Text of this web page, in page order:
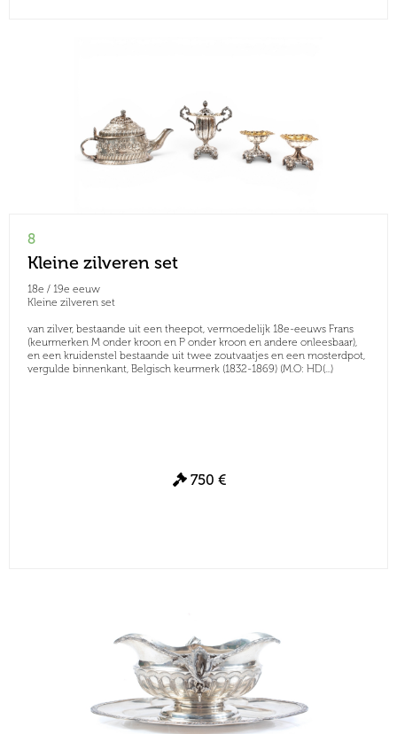
8
Kleine zilveren set
18e / 19e eeuw
Kleine zilveren set
van zilver, bestaande uit een theepot, vermoedelijk 18e-eeuws Frans
(keurmerken M onder kroon en P onder kroon en andere onleesbaar),
en een kruidenstel bestaande uit twee zoutvaatjes en een mosterdpot,
vergulde binnenkant, Belgisch keurmerk (1832-1869) (M.O: HD(...)
750 €